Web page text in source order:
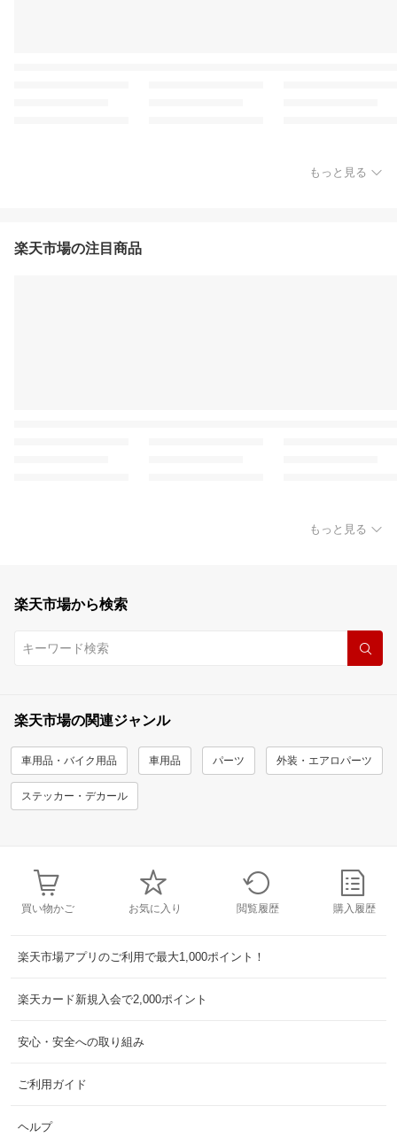
もっと見る
楽天市場の注目商品
もっと見る
楽天市場から検索
楽天市場の関連ジャンル
車用品・バイク用品 車用品 パーツ 外装・エアロパーツ
ステッカー・デカール
買い物かご お気に入り 閲覧履歴 購入履歴
楽天市場アプリのご利用で最大1,000ポイント！
楽天カード新規入会で2,000ポイント
安心・安全への取り組み
ご利用ガイド
ヘルプ